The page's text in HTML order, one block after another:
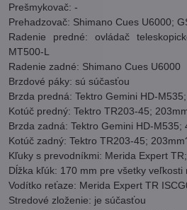
Prešmykovač: -
Prehadzovač: Shimano Cues U6000;
Radenie predné: ovládač
MT500-L
Radenie zadné: Shimano Cues U6000
Brzdové páky: sú súčasťou
Brzda predná: Tektro Gemini HD-
Kotúč predný: Tektro TR203-45;
Brzda zadná: Tektro Gemini HD-M535;
Kotúč zadný: Tektro TR203-45;
Kľuky s prevodníkmi: Merida Expert
Dĺžka kľúk: 170 mm pre všetky veľkosti
Vodítko reťaze: Merida Expert TR
Stredové zloženie: je súčasťou